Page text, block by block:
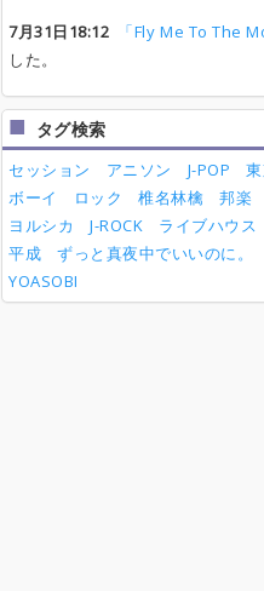
7月31日18:12
「Fly Me To The
した。
タグ検索
セッション アニソン J-POP
ボーイ
ロック 椎名林檎 邦楽
ヨルシカ
J-ROCK ライブハウス
平成
ずっと真夜中でいいのに。
YOASOBI